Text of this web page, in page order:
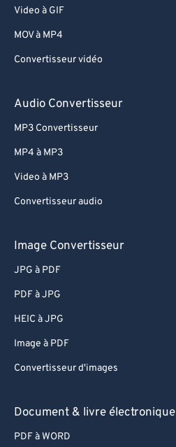
Video à GIF
MOV à MP4
Convertisseur vidéo
Audio Convertisseur
MP3 Convertisseur
MP4 à MP3
Video à MP3
Convertisseur audio
Image Convertisseur
JPG à PDF
PDF à JPG
HEIC à JPG
Image à PDF
Convertisseur d'images
Document & livre électronique
PDF à WORD